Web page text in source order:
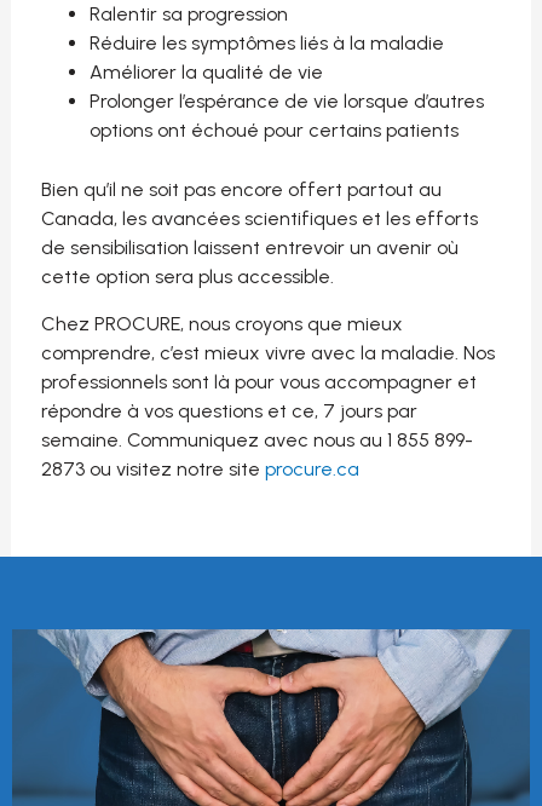
Ralentir sa progression
Réduire les symptômes liés à la maladie
Améliorer la qualité de vie
Prolonger l’espérance de vie lorsque d’autres
options ont échoué pour certains patients
Bien qu’il ne soit pas encore offert partout au
Canada, les avancées scientifiques et les efforts
de sensibilisation laissent entrevoir un avenir où
cette option sera plus accessible.
Chez PROCURE, nous croyons que mieux
comprendre, c’est mieux vivre avec la maladie. Nos
professionnels sont là pour vous accompagner et
répondre à vos questions et ce, 7 jours par
semaine. Communiquez avec nous au 1 855 899-
2873 ou visitez notre site procure.ca